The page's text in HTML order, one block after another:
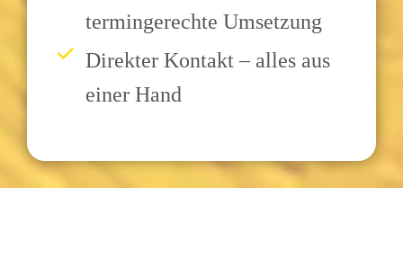
termingerechte Umsetzung
Direkter Kontakt – alles aus
einer Hand